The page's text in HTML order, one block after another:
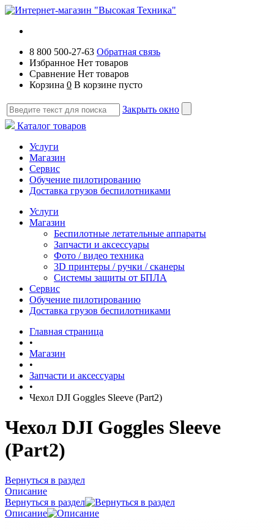
8 800 500-27-63 Обратная связь
Избранное Нет товаров
Сравнение Нет товаров
Корзина 0 В корзине пусто
Закрыть окно
Каталог товаров
Услуги
Магазин
Сервис
Обучение пилотированию
Доставка грузов беспилотниками
Услуги
Магазин
Беспилотные летательные аппараты
Запчасти и аксессуары
Фото / видео техника
3D принтеры / ручки / сканеры
Системы защиты от БПЛА
Сервис
Обучение пилотированию
Доставка грузов беспилотниками
Главная страница
•
Магазин
•
Запчасти и аксессуары
•
Чехол DJI Goggles Sleeve (Part2)
Чехол DJI Goggles Sleeve
(Part2)
Вернуться в раздел
Описание
Вернуться в раздел
Описание